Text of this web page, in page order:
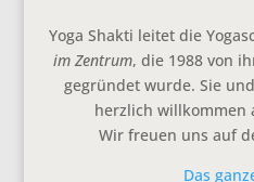
Yoga Shakti leitet die
im Zentrum, die 1988 von
gegründet wurde. Sie
herzlich willkommen
Wir freuen uns auf
Das